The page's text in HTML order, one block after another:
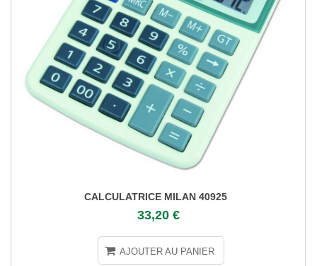
CALCULATRICE MILAN 40925
33,20 €
AJOUTER AU PANIER